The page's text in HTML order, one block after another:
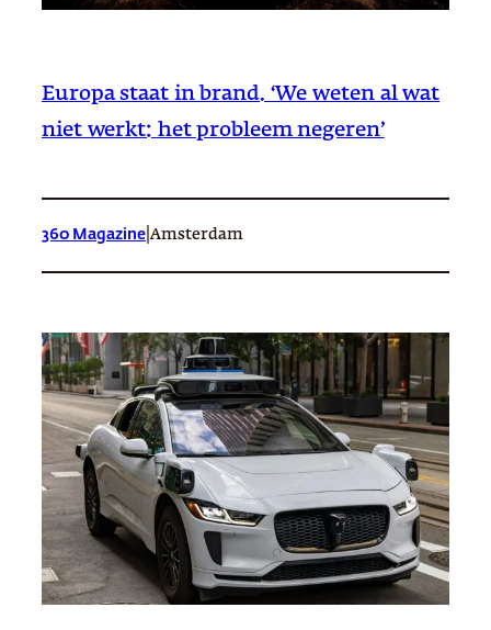
Europa staat in brand. ‘We weten al wat
niet werkt: het probleem negeren’
360 Magazine Amsterdam